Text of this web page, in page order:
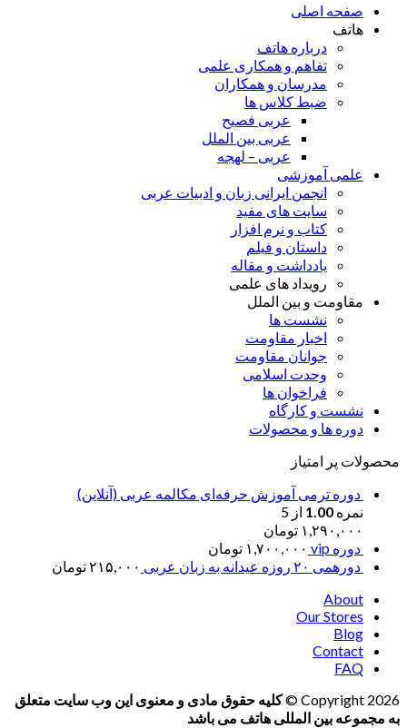
صفحه اصلی
هاتف
درباره هاتف
تفاهم و همکاری علمی
مدرسان و همکاران
ضبط کلاس ها
عربی فصیح
عربی بین الملل
عربی – لهجه
علمی آموزشی
انجمن ایرانی زبان و ادبیات عربی
سایت های مفید
کتاب و نرم افزار
داستان و فیلم
یادداشت و مقاله
رویداد های علمی
مقاومت و بین الملل
نشست ها
اخبار مقاومت
جوانان مقاومت
وحدت اسلامی
فراخوان ها
نشست و کارگاه
دوره ها و محصولات
محصولات پر امتیاز
دوره ترمی آموزش حرفه‌ای مکالمه عربی (آنلاین)
نمره 1.00 از 5
۱,۲۹۰,۰۰۰ تومان
دوره vip
۱,۷۰۰,۰۰۰ تومان
دورهمی ۲۰ روزه عیدانه به زبان عربی
۲۱۵,۰۰۰تومان
About
Our Stores
Blog
Contact
FAQ
Copyright 2026 ©
کلیه حقوق مادی و معنوی این وب سایت متعلق
به مجموعه بین المللی هاتف می باشد